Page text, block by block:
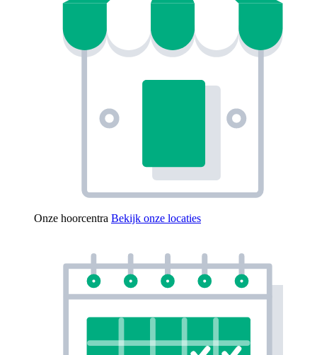
Onze hoorcentra Bekijk onze locaties